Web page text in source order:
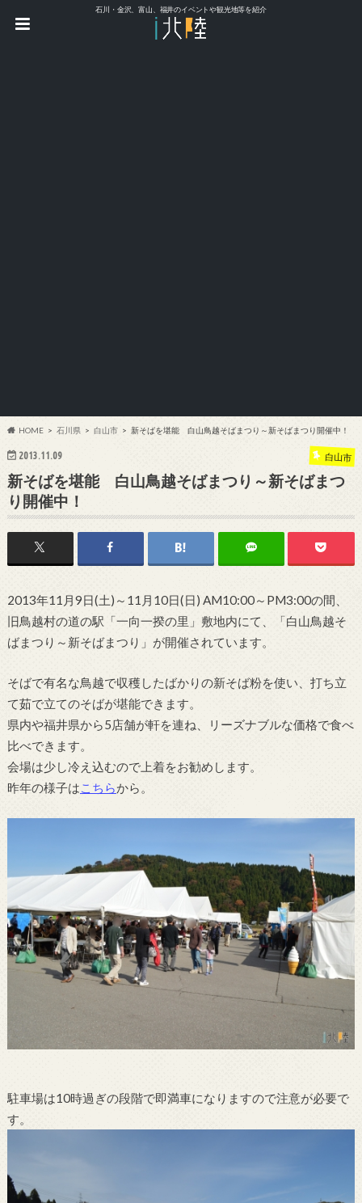
石川・金沢、富山、福井のイベントや観光地等を紹介
HOME 石川県 白山市 新そばを堪能 白山鳥越そばまつり～新そばまつり開催中！
2013.11.09 白山市
新そばを堪能 白山鳥越そばまつり～新そばまつ
り開催中！
2013年11月9日(土)～11月10日(日) AM10:00～PM3:00の間、
旧鳥越村の道の駅「一向一揆の里」敷地内にて、「白山鳥越そ
ばまつり～新そばまつり」が開催されています。
そばで有名な鳥越で収穫したばかりの新そば粉を使い、打ち立
て茹で立てのそばが堪能できます。
県内や福井県から5店舗が軒を連ね、リーズナブルな価格で食べ
比べできます。
会場は少し冷え込むので上着をお勧めします。
昨年の様子はこちらから。
駐車場は10時過ぎの段階で即満車になりますので注意が必要で
す。